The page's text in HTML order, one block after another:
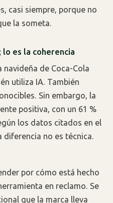
casi siempre, porque no
la someta.
lo es la coherencia
navideña de Coca-Cola
utiliza IA. También
Sin embargo, la
positiva, con un 61 %
los datos citados en el
diferencia no es técnica.
por cómo está hecho
en reclamo. Se
que la marca lleva